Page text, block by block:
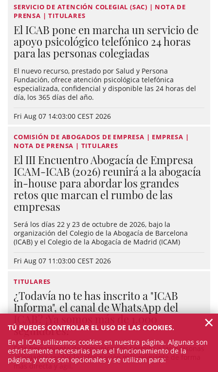
SERVICIO DE ATENCIÓN COLEGIAL (SAC) | NOTA DE
PRENSA | TITULARES
El ICAB pone en marcha un servicio de
apoyo psicológico telefónico 24 horas
para las personas colegiadas
El nuevo recurso, prestado por Salud y Persona
Fundación, ofrece atención psicológica telefónica
especializada, confidencial y disponible las 24 horas del
día, los 365 días del año.
Fri Aug 07 14:03:00 CEST 2026
COMISIÓN DE ABOGADOS DE EMPRESA | EMPRESA |
NOTA DE PRENSA | TITULARES
El III Encuentro Abogacía de Empresa
ICAM-ICAB (2026) reunirá a la abogacía
in-house para abordar los grandes
retos que marcan el rumbo de las
empresas
Será los días 22 y 23 de octubre de 2026, bajo la
organización del Colegio de la Abogacía de Barcelona
(ICAB) y el Colegio de la Abogacía de Madrid (ICAM)
Fri Aug 07 11:03:00 CEST 2026
TITULARES
¿Todavía no te has inscrito a "ICAB
Informa", el canal de WhatsApp del
seguidores!
Esta herramienta de comunicación permite a las personas
colegiadas recibir la información más relevante de forma
más directa y ágil.
TÚ PUEDES CONTROLAR EL USO DE LAS COOKIES.
En el ICAB utilizamos cookies en nuestra página. Algunas son
estrictamente necesarias para el funcionamiento de la
página, y otros son opcionales y se utilizan para:
×